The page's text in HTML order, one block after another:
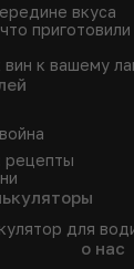
вкуса
вин к вашему
рецепты
для
о нас